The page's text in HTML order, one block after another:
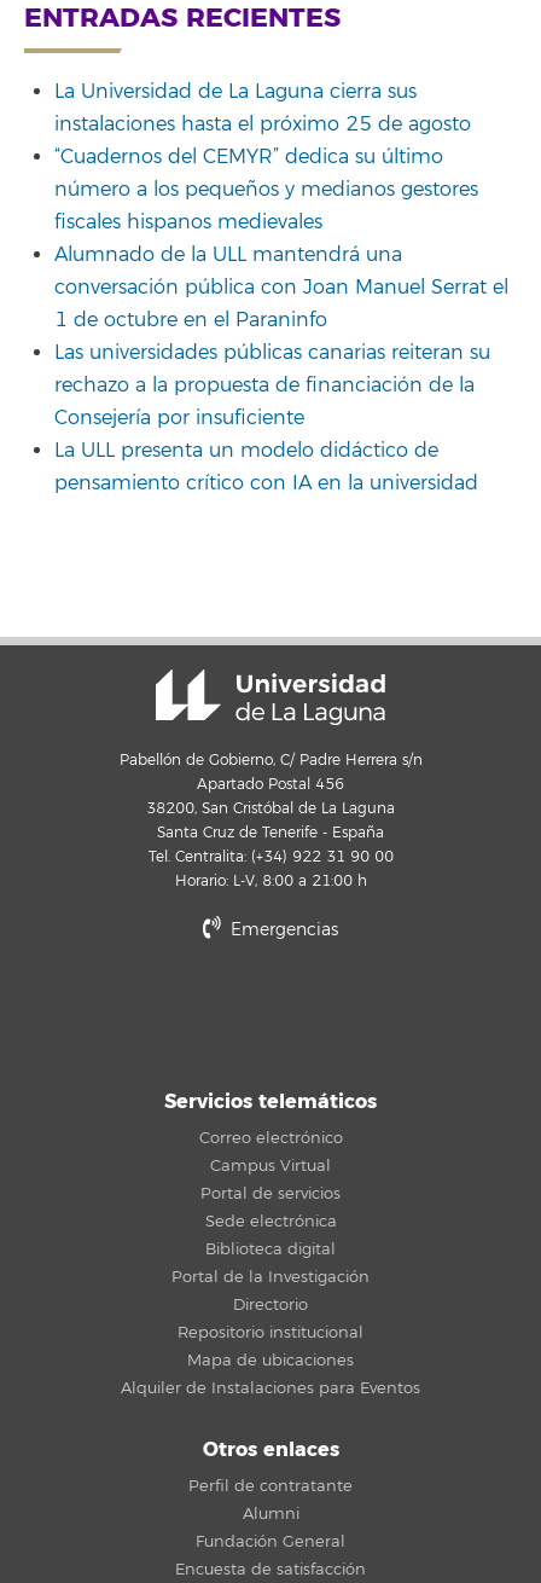
ENTRADAS RECIENTES
La Universidad de La Laguna cierra sus
instalaciones hasta el próximo 25 de agosto
“Cuadernos del CEMYR” dedica su último
número a los pequeños y medianos gestores
fiscales hispanos medievales
Alumnado de la ULL mantendrá una
conversación pública con Joan Manuel Serrat el
1 de octubre en el Paraninfo
Las universidades públicas canarias reiteran su
rechazo a la propuesta de financiación de la
Consejería por insuficiente
La ULL presenta un modelo didáctico de
pensamiento crítico con IA en la universidad
Pabellón de Gobierno, C/ Padre Herrera s/n
Apartado Postal 456
38200, San Cristóbal de La Laguna
Santa Cruz de Tenerife - España
Tel. Centralita: (+34) 922 31 90 00
Horario: L-V, 8:00 a 21:00 h
Emergencias
Servicios telemáticos
Correo electrónico
Campus Virtual
Portal de servicios
Sede electrónica
Biblioteca digital
Portal de la Investigación
Directorio
Repositorio institucional
Mapa de ubicaciones
Alquiler de Instalaciones para Eventos
Otros enlaces
Perfil de contratante
Alumni
Fundación General
Encuesta de satisfacción